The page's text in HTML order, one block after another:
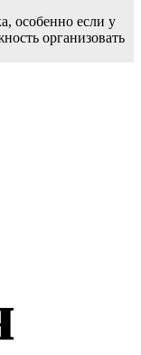
особенно если у
организовать